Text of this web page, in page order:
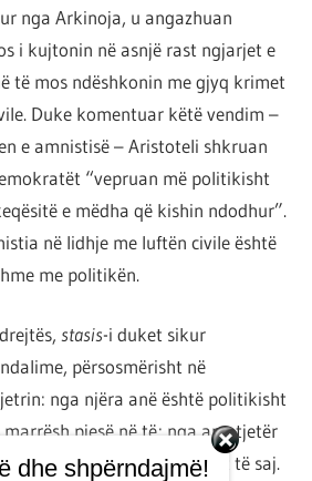
nga Arkinoja, u angazhuan
i kujtonin në asnjë rast ngjarjet e
të mos ndëshkonin me gjyq krimet
Duke komentuar këtë vendim –
e amnistisë – Aristoteli shkruan
“vepruan më politikisht
e mëdha që kishin ndodhur”.
në lidhje me luftën civile është
me politikën.
stasis-i duket sikur
përsosmërisht në
nga njëra anë është politikisht
pjesë në të; nga ana tjetër
ta kujtosh pas mbarimit të saj.
dhe shpërndajmë!